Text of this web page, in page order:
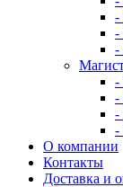
-
-
-
-
-
-
-
О компании
Контакты
Доставка и